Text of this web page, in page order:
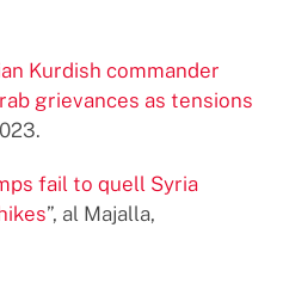
Kurdish commander
grievances as tensions
fail to quell Syria
”, al Majalla,